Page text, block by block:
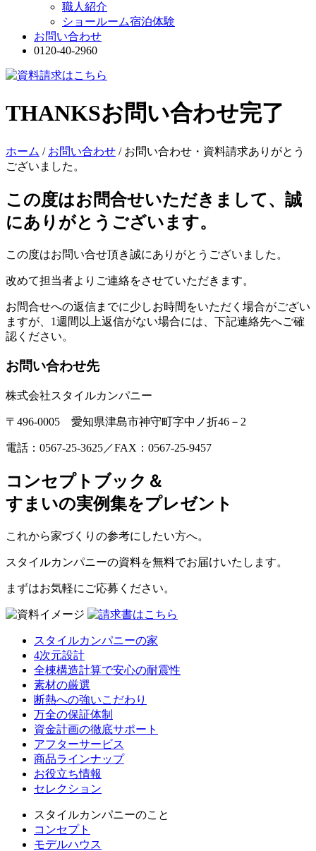
職人紹介
ショールーム宿泊体験
お問い合わせ
0120-40-2960
THANKSお問い合わせ完了
ホーム / お問い合わせ / お問い合わせ・資料請求ありがとう
ございました。
この度はお問合せいただきまして、誠
にありがとうございます。
この度はお問い合せ頂き誠にありがとうございました。
改めて担当者よりご連絡をさせていただきます。
お問合せへの返信までに少しお時間をいただく場合がござい
ますが、1週間以上返信がない場合には、下記連絡先へご確
認ください。
お問い合わせ先
株式会社スタイルカンパニー
〒496-0005 愛知県津島市神守町字中ノ折46－2
電話：0567-25-3625／FAX：0567-25-9457
コンセプトブック＆
すまいの実例集をプレゼント
これから家づくりの参考にしたい方へ。
スタイルカンパニーの資料を無料でお届けいたします。
まずはお気軽にご応募ください。
スタイルカンパニーの家
4次元設計
全棟構造計算で安心の耐震性
素材の厳選
断熱への強いこだわり
万全の保証体制
資金計画の徹底サポート
アフターサービス
商品ラインナップ
お役立ち情報
セレクション
スタイルカンパニーのこと
コンセプト
モデルハウス